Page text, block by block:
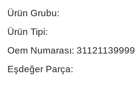
Ürün Grubu:
Ürün Tipi:
Oem Numarası: 31121139999
Eşdeğer Parça: